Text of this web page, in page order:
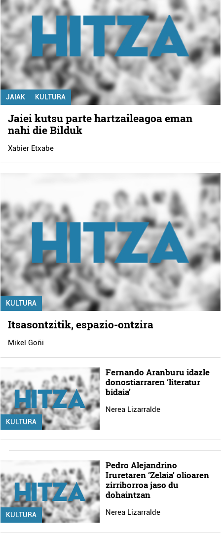
JAIAK KULTURA
Jaiei kutsu parte hartzaileagoa eman
nahi die Bilduk
Xabier Etxabe
KULTURA
Itsasontzitik, espazio-ontzira
Mikel Goñi
KULTURA
Fernando Aranburu idazle
donostiarraren ‘literatur
bidaia’
Nerea Lizarralde
KULTURA
Pedro Alejandrino
Iruretaren ‘Zelaia’ olioaren
zirriborroa jaso du
dohaintzan
Nerea Lizarralde